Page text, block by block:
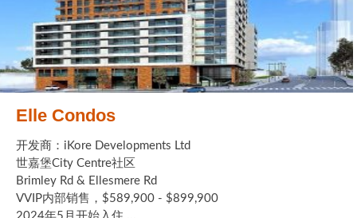
Elle Condos
开发商：iKore Developments Ltd
世嘉堡City Centre社区
Brimley Rd & Ellesmere Rd
VVIP内部销售，$589,900 - $899,900